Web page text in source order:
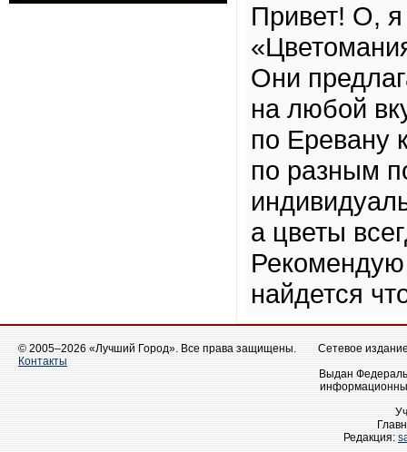
Привет! О, я
Они
на любой
по Еревану
по разным
а цветы
Рекомендую
найдется
© 2005–2026 «Лучший Город». Все права защищены.
Контакты
Сетевое
Выдан
Редакция: